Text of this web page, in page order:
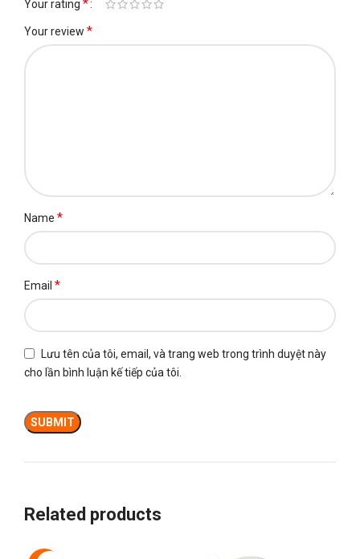
Your rating *
Your review *
Name *
Email *
Lưu tên của tôi, email, và trang web trong trình duyệt này
cho lần bình luận kế tiếp của tôi.
Related products